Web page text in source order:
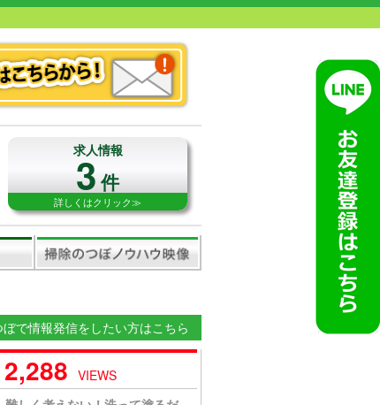
求人情報
3件
詳しくはクリック≫
で情報発信をしたい方はこちら
2,288 VIEWS